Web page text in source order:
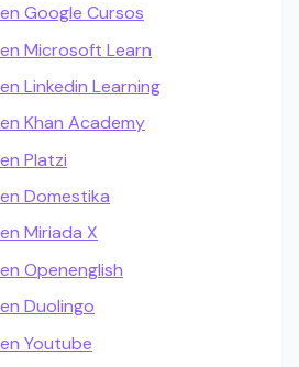
Google Cursos
Microsoft Learn
Linkedin Learning
Khan Academy
Platzi
Domestika
Miriada X
Openenglish
Duolingo
Youtube